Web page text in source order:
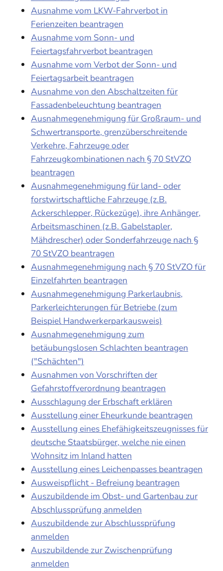
Ausnahme vom LKW-Fahrverbot in
Ferienzeiten beantragen
Ausnahme vom Sonn- und
Feiertagsfahrverbot beantragen
Ausnahme vom Verbot der Sonn- und
Feiertagsarbeit beantragen
Ausnahme von den Abschaltzeiten für
Fassadenbeleuchtung beantragen
Ausnahmegenehmigung für Großraum- und
Schwertransporte, grenzüberschreitende
Verkehre, Fahrzeuge oder
Fahrzeugkombinationen nach § 70 StVZO
beantragen
Ausnahmegenehmigung für land- oder
forstwirtschaftliche Fahrzeuge (z.B.
Ackerschlepper, Rückezüge), ihre Anhänger,
Arbeitsmaschinen (z.B. Gabelstapler,
Mähdrescher) oder Sonderfahrzeuge nach §
70 StVZO beantragen
Ausnahmegenehmigung nach § 70 StVZO für
Einzelfahrten beantragen
Ausnahmegenehmigung Parkerlaubnis,
Parkerleichterungen für Betriebe (zum
Beispiel Handwerkerparkausweis)
Ausnahmegenehmigung zum
betäubungslosen Schlachten beantragen
("Schächten")
Ausnahmen von Vorschriften der
Gefahrstoffverordnung beantragen
Ausschlagung der Erbschaft erklären
Ausstellung einer Eheurkunde beantragen
Ausstellung eines Ehefähigkeitszeugnisses für
deutsche Staatsbürger, welche nie einen
Wohnsitz im Inland hatten
Ausstellung eines Leichenpasses beantragen
Ausweispflicht - Befreiung beantragen
Auszubildende im Obst- und Gartenbau zur
Abschlussprüfung anmelden
Auszubildende zur Abschlussprüfung
anmelden
Auszubildende zur Zwischenprüfung
anmelden